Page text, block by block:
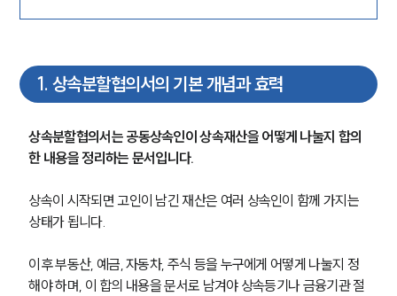
1. 상속분할협의서의 기본 개념과 효력
상속분할협의서는 공동상속인이 상속재산을 어떻게 나눌지 합의
한 내용을 정리하는 문서입니다.
상속이 시작되면 고인이 남긴 재산은 여러 상속인이 함께 가지는
상태가 됩니다.
이후 부동산, 예금, 자동차, 주식 등을 누구에게 어떻게 나눌지 정
해야 하며, 이 합의 내용을 문서로 남겨야 상속등기나 금융기관 절